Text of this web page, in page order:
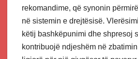
rekomandime, që synonin
në sistemin e drejtësisë.
këtij bashkëpunimi dhe shpresoj
kontribuojë ndjeshëm në